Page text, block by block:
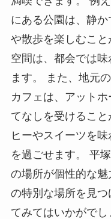
にある公園は、静
や散歩を楽しむこ
空間は、都会では
ます。 また、地元
カフェは、アット
てなしを受けるこ
ヒーやスイーツを
を過ごせます。 平
の場所が個性的な
の特別な場所を見
てみてはいかがでし